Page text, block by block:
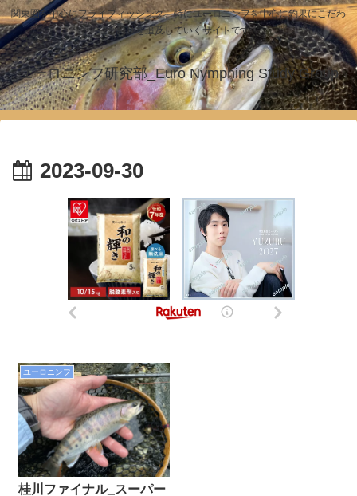
関東圏を中心にフライフィッシング、特にユーロニンフを中心に釣果にこだわ
った釣りを追及していくサイトです！
ユーロニンフ研究部_Euro Nymphing Study Group
2023-09-30
ユーロニンフ
桂川ファイナル_スーパー